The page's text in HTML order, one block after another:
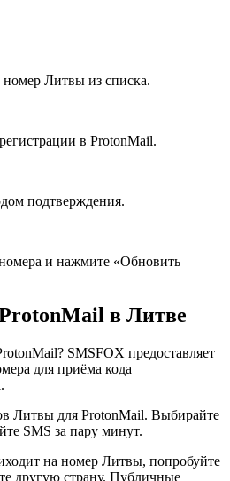
Литвы из списка.
в ProtonMail.
подтверждения.
и нажмите «Обновить
в Литве
SMSFOX предоставляет
для приёма кода
Литвы для ProtonMail. Выбирайте
SMS за пару минут.
на номер Литвы, попробуйте
другую страну. Публичные